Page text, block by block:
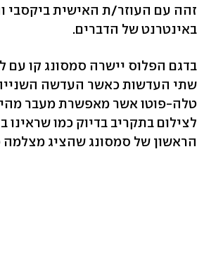
זהה עם העוזר/ת האישית ביקסבי
באינטרנט של הדברים.
בדגם הפלוס יישרה סמסונג קו עם
שתי העדשות כאשר העדשה
טלה-פוטו אשר מאפשרת מעבר
הראשון של סמסונג שהציג מצלמה